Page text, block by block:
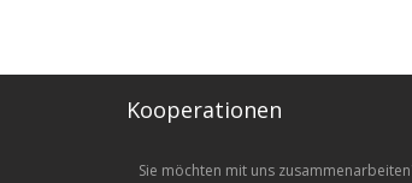
Kooperationen
Sie möchten mit uns